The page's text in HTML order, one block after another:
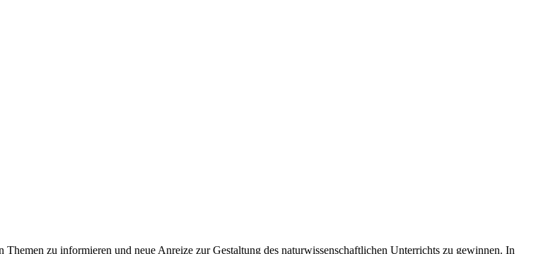
zu informieren und neue Anreize zur Gestaltung des naturwissenschaftlichen Unterrichts zu gewinnen. In